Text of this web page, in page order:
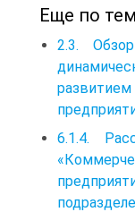
Еще по
2.3.
6.1.4.